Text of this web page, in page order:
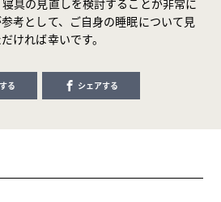
具の見直しを検討することが非常に
考として、ご自身の睡眠について見
ければ幸いです。
る シェアする